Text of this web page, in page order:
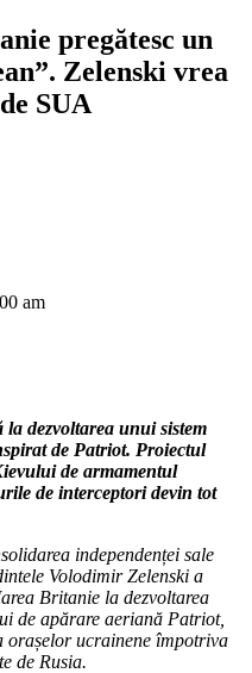
pregătesc un
Zelenski vrea
SUA
am
dezvoltarea unui sistem
de Patriot. Proiectul
de armamentul
de interceptori devin tot
independenței sale
Volodimir Zelenski a
Britanie la dezvoltarea
de apărare aeriană Patriot,
orașelor ucrainene împotriva
de Rusia.